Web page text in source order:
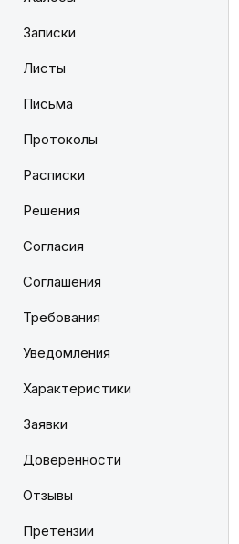
Записки
Листы
Письма
Протоколы
Расписки
Решения
Согласия
Соглашения
Требования
Уведомления
Характеристики
Заявки
Доверенности
Отзывы
Претензии